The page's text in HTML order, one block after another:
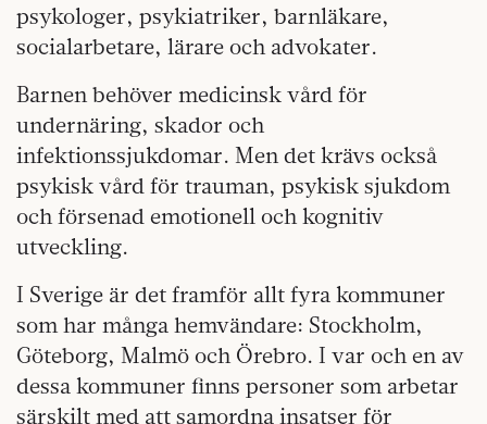
psykologer, psykiatriker, barnläkare,
socialarbetare, lärare och advokater.
Barnen behöver medicinsk vård för
undernäring, skador och
infektionssjukdomar. Men det krävs också
psykisk vård för trauman, psykisk sjukdom
och försenad emotionell och kognitiv
utveckling.
I Sverige är det framför allt fyra kommuner
som har många hemvändare: Stockholm,
Göteborg, Malmö och Örebro. I var och en av
dessa kommuner finns personer som arbetar
särskilt med att samordna insatser för